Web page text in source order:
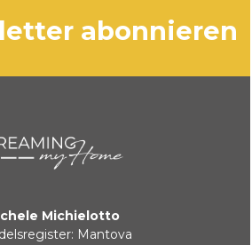
abonnieren
Michielotto
Mantova